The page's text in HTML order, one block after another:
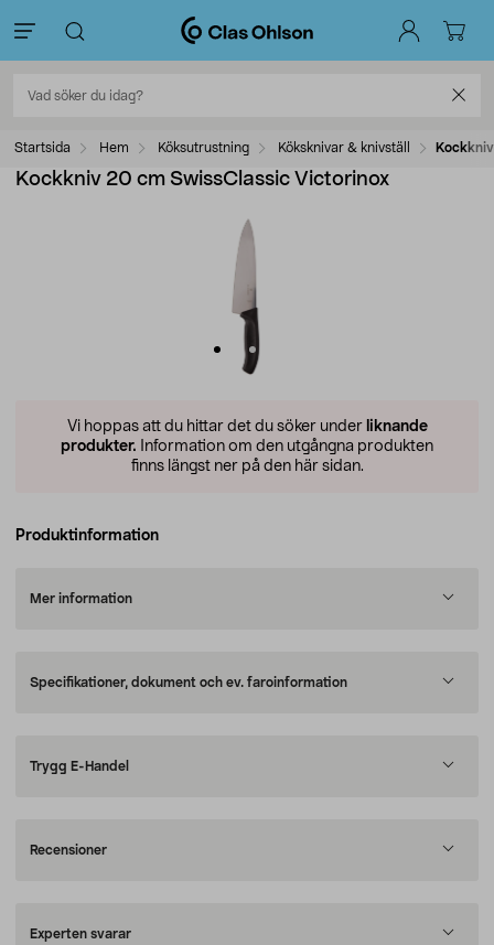
Startsida Hem Köksutrustning Köksknivar & knivställ
Kockkniv 20 cm SwissClassic Victorinox
Vi hoppas att du hittar det du söker under liknande
produkter. Information om den utgångna produkten
finns längst ner på den här sidan.
Produktinformation
Mer information
Specifikationer, dokument och ev. faroinformation
Trygg E-Handel
Recensioner
Experten svarar